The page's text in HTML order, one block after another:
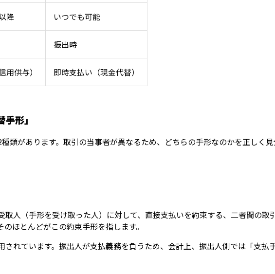
降 いつでも可能
振出時
供与） 即時支払い（現金代替）
形」
類があります。取引の当事者が異なるため、どちらの手形なのかを正しく
人（手形を受け取った人）に対して、直接支払いを約束する、二者間の取
ほとんどがこの約束手形を指します。
れています。振出人が支払義務を負うため、会計上、振出人側では「支払